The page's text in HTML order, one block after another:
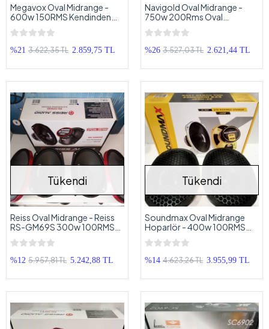
Megavox Oval Midrange -
600w 150RMS Kendinden
Tweeterli Oval Midrange
%21 3.622,35 TL 2.859,75 TL
Navigold Oval Midrange -
750w 200Rms Oval
Midrange
%26 3.527,03 TL 2.621,44 TL
Tükendi
Reiss Oval Midrange - Reiss
RS-GM69S 300w 100RMS
Oval Midrange
%12 5.957,81 TL 5.242,88 TL
Tükendi
Soundmax Oval Midrange
Hoparlör - 400w 100RMS
Soundmax Kayık Midrange
%14 4.623,26 TL 3.955,99 TL